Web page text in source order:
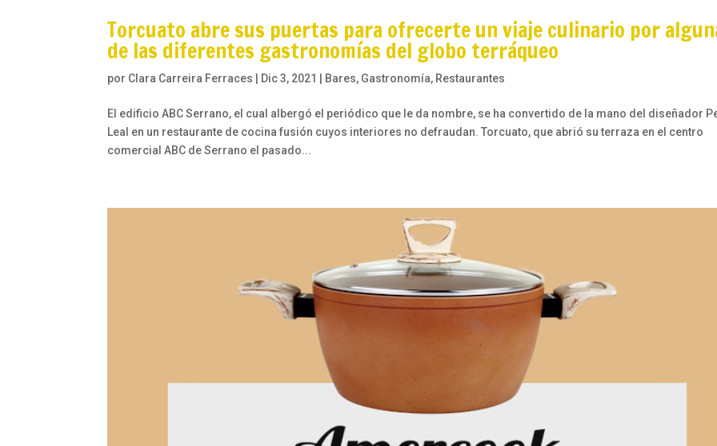
Torcuato abre sus puertas para ofrecerte un viaje culinario por
de las diferentes gastronomías del globo terráqueo
por Clara Carreira Ferraces Dic 3, 2021 Bares, Gastronomía, Restaurantes
El edificio ABC Serrano, el cual albergó el periódico que le da nombre, se ha convertido de la mano del diseñador
Leal en un restaurante de cocina fusión cuyos interiores no defraudan. Torcuato, que abrió su terraza en el centro
comercial ABC de Serrano el pasado...